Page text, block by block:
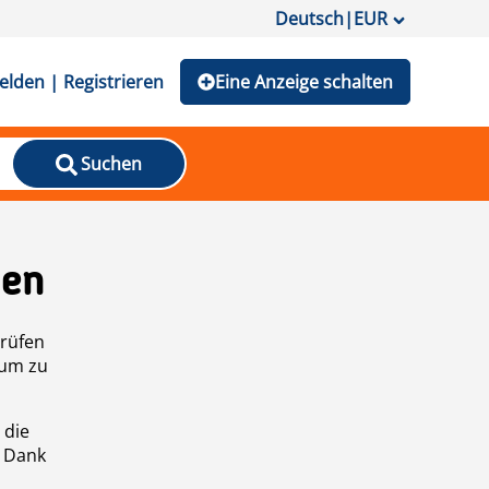
Deutsch|EUR
| Registrieren Eine Anzeige schalten
Suchen
zu
die